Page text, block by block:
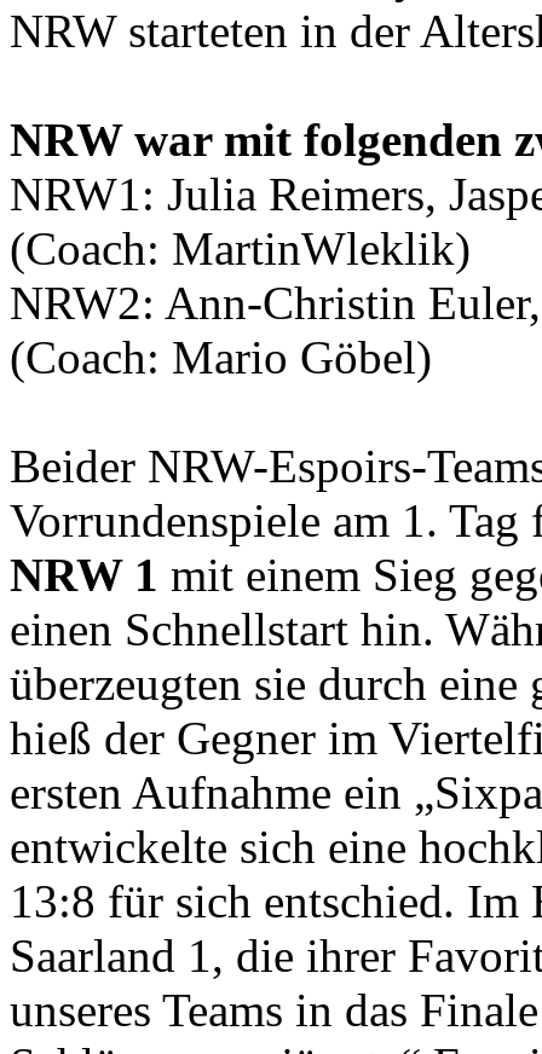
NRW starteten in der
NRW war mit folgenden
NRW1: Julia Reimers,
(Coach: MartinWleklik)
NRW2: Ann-Christin
(Coach: Mario Göbel)
Beider NRW-Espoirs-
Vorrundenspiele am 1.
NRW 1 mit einem Sieg
einen Schnellstart hin.
überzeugten sie durch eine
hieß der Gegner im
ersten Aufnahme ein
entwickelte sich eine
13:8 für sich entschied. Im
Saarland 1, die ihrer
unseres Teams in das